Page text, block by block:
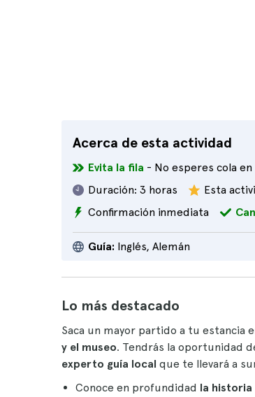
Acerca de esta actividad
Evita la fila - No esperes cola
Duración: 3 horas Esta
Confirmación inmediata
Guía: Inglés, Alemán
Lo más destacado
Saca un mayor partido a tu estancia
y el museo. Tendrás la oportunidad
experto guía local que te llevará a
Conoce en profundidad la historia